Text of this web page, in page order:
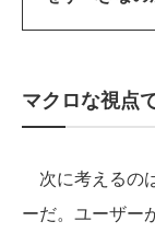
マクロな視点
次に考えるの
ーだ。ユーザー